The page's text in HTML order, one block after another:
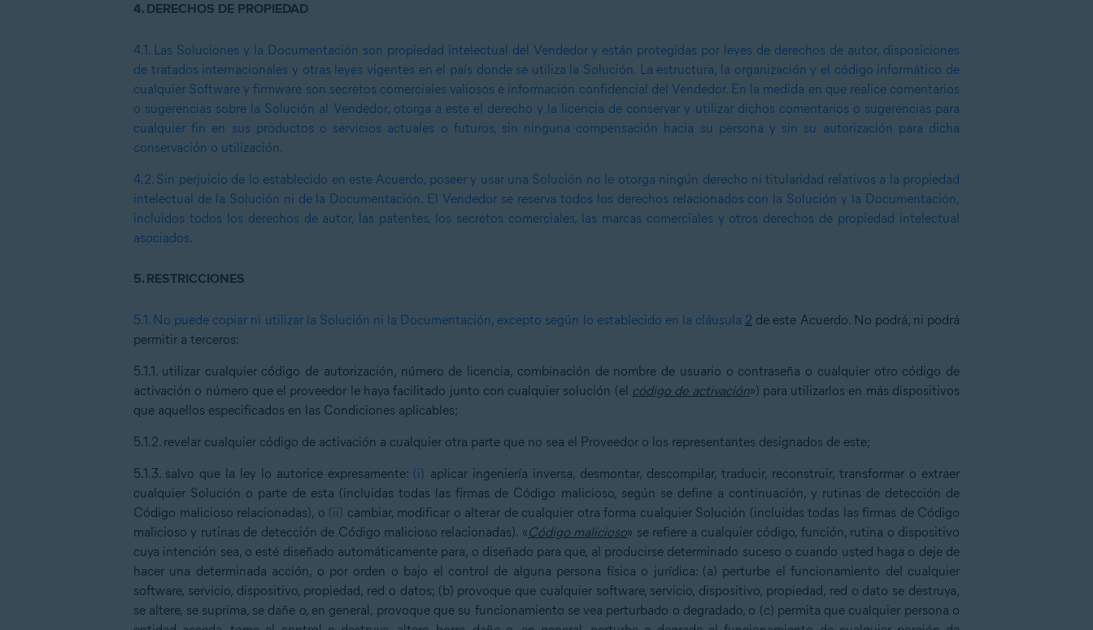
4.DERECHOS DE PROPIEDAD
4.1. Las Soluciones y la Documentación son propiedad intelectual del Vendedor y están protegidas por leyes de derechos de autor, disposiciones
de tratados internacionales y otras leyes vigentes en el país donde se utiliza la Solución. La estructura, la organización y el código informático de
cualquier Software y firmware son secretos comerciales valiosos e información confidencial del Vendedor. En la medida en que realice comentarios
o sugerencias sobre la Solución al Vendedor, otorga a este el derecho y la licencia de conservar y utilizar dichos comentarios o sugerencias para
cualquier fin en sus productos o servicios actuales o futuros, sin ninguna compensación hacia su persona y sin su autorización para dicha
conservación o utilización.
4.2. Sin perjuicio de lo establecido en este Acuerdo, poseer y usar una Solución no le otorga ningún derecho ni titularidad relativos a la propiedad
intelectual de la Solución ni de la Documentación. El Vendedor se reserva todos los derechos relacionados con la Solución y la Documentación,
incluidos todos los derechos de autor, las patentes, los secretos comerciales, las marcas comerciales y otros derechos de propiedad intelectual
asociados.
5.RESTRICCIONES
5.1. No puede copiar ni utilizar la Solución ni la Documentación, excepto según lo establecido en la cláusula 2 de este Acuerdo. No podrá, ni podrá
permitir a terceros:
5.1.1. utilizar cualquier código de autorización, número de licencia, combinación de nombre de usuario o contraseña o cualquier otro código de
activación o número que el proveedor le haya facilitado junto con cualquier solución (el código de activación») para utilizarlos en más dispositivos
que aquellos especificados en las Condiciones aplicables;
5.1.2. revelar cualquier código de activación a cualquier otra parte que no sea el Proveedor o los representantes designados de este;
5.1.3. salvo que la ley lo autorice expresamente: (i) aplicar ingeniería inversa, desmontar, descompilar, traducir, reconstruir, transformar o extraer
cualquier Solución o parte de esta (incluidas todas las firmas de Código malicioso, según se define a continuación, y rutinas de detección de
Código malicioso relacionadas), o (ii) cambiar, modificar o alterar de cualquier otra forma cualquier Solución (incluidas todas las firmas de Código
malicioso y rutinas de detección de Código malicioso relacionadas). «Código malicioso» se refiere a cualquier código, función, rutina o dispositivo
cuya intención sea, o esté diseñado automáticamente para, o diseñado para que, al producirse determinado suceso o cuando usted haga o deje de
hacer una determinada acción, o por orden o bajo el control de alguna persona física o jurídica: (a) perturbe el funcionamiento del cualquier
software, servicio, dispositivo, propiedad, red o datos; (b) provoque que cualquier software, servicio, dispositivo, propiedad, red o dato se destruya,
se altere, se suprima, se dañe o, en general, provoque que su funcionamiento se vea perturbado o degradado, o (c) permita que cualquier persona o